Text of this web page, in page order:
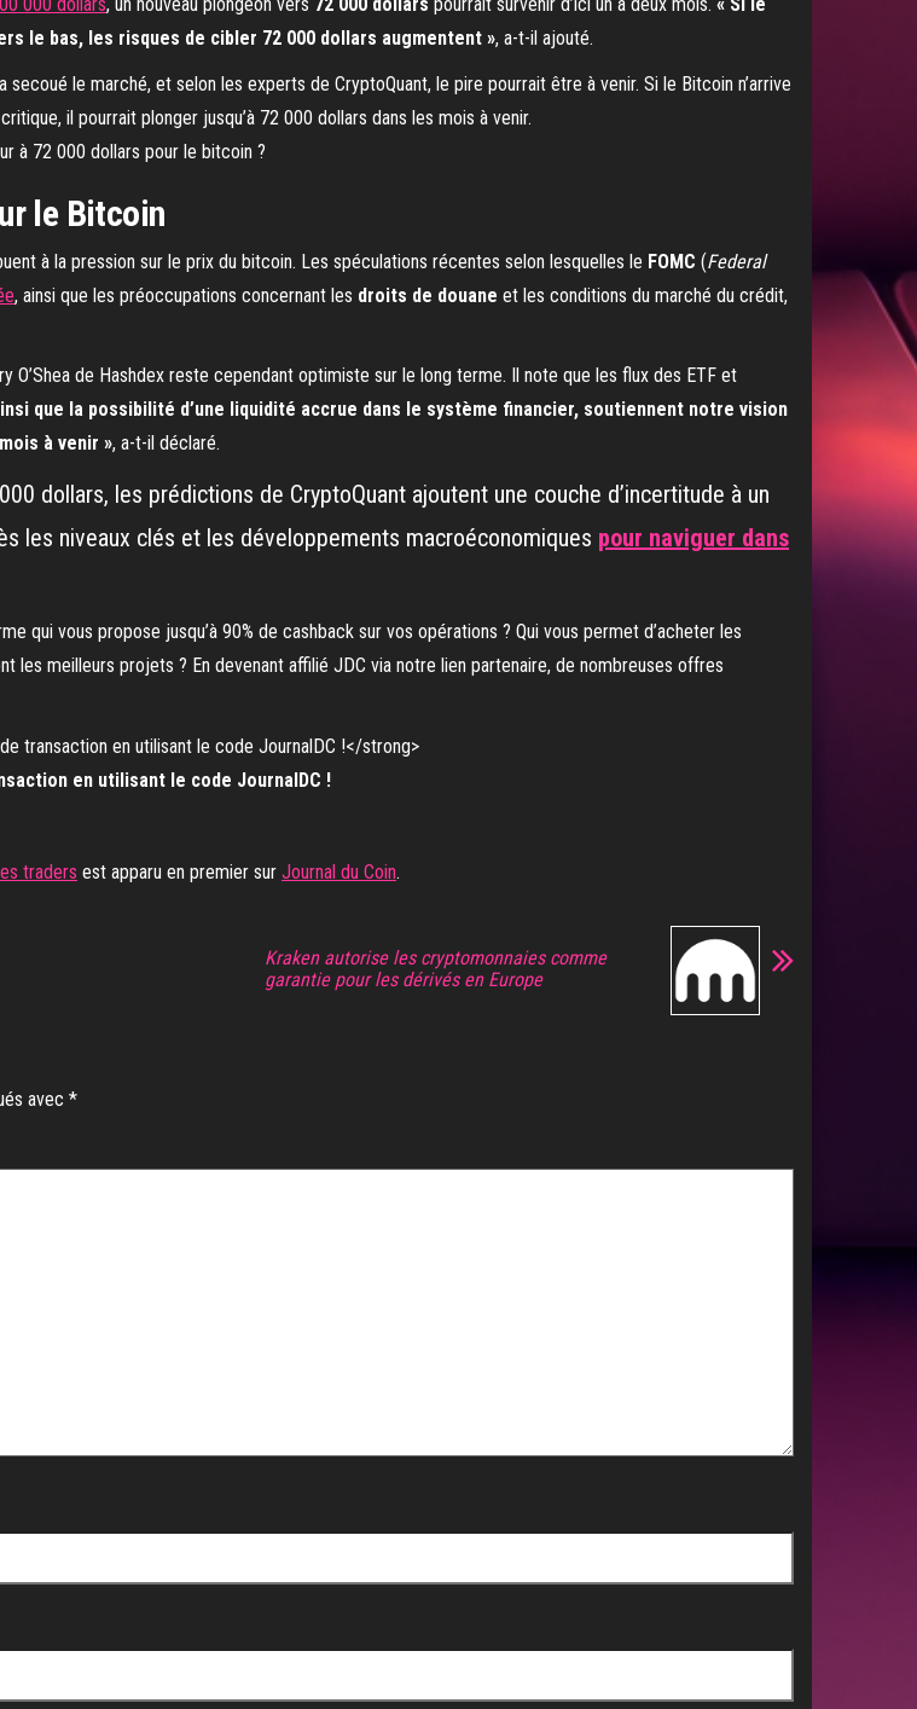
le bas, les risques de cibler 72 000 dollars augmentent », a-t-il ajouté.
à 72 000 dollars pour le bitcoin ?
le Bitcoin
à la pression sur le prix du bitcoin. Les spéculations récentes selon lesquelles le FOMC (Federal
, ainsi que les préoccupations concernant les droits de douane et les conditions du marché du crédit,
O’Shea de Hashdex reste cependant optimiste sur le long terme. Il note que les flux des ETF et
que la possibilité d’une liquidité accrue dans le système financier, soutiennent notre vision
à venir », a-t-il déclaré.
dollars, les prédictions de CryptoQuant ajoutent une couche d’incertitude à un
les niveaux clés et les développements macroéconomiques pour naviguer dans
qui vous propose jusqu’à 90% de cashback sur vos opérations ? Qui vous permet d’acheter les
les meilleurs projets ? En devenant affilié JDC via notre lien partenaire, de nombreuses offres
en utilisant le code JournalDC !
traders est apparu en premier sur Journal du Coin.
Kraken autorise les cryptomonnaies comme
garantie pour les dérivés en Europe
avec *